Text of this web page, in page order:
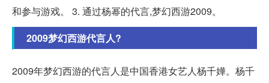
和参与游戏。 3. 通过杨幂的代言,梦幻西游2009。
2009梦幻西游代言人?
2009年梦幻西游的代言人是中国香港女艺人杨千嬅。杨千